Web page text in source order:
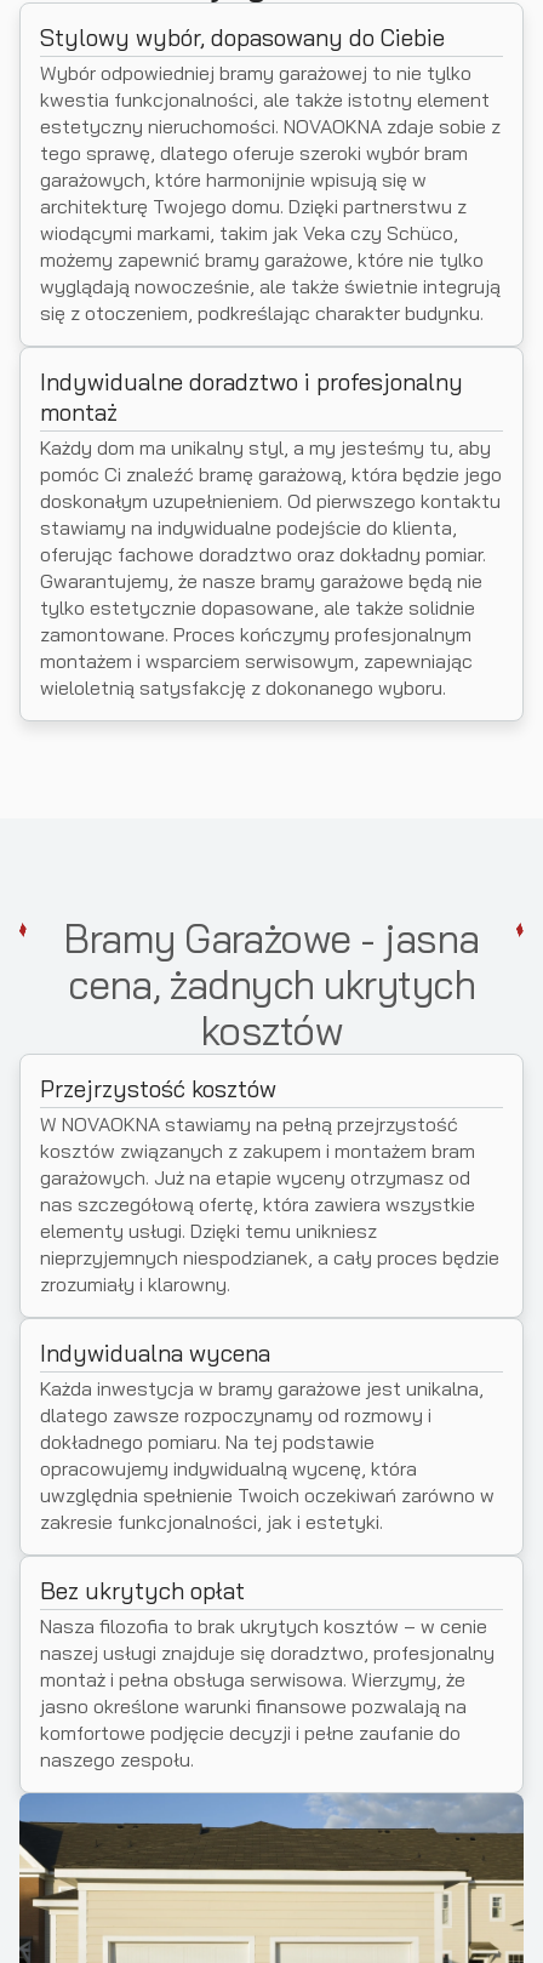
Stylowy wybór, dopasowany do Ciebie
Wybór odpowiedniej bramy garażowej to nie tylko
kwestia funkcjonalności, ale także istotny element
estetyczny nieruchomości. NOVAOKNA zdaje sobie z
tego sprawę, dlatego oferuje szeroki wybór bram
garażowych, które harmonijnie wpisują się w
architekturę Twojego domu. Dzięki partnerstwu z
wiodącymi markami, takim jak Veka czy Schüco,
możemy zapewnić bramy garażowe, które nie tylko
wyglądają nowocześnie, ale także świetnie integrują
się z otoczeniem, podkreślając charakter budynku.
Indywidualne doradztwo i profesjonalny
montaż
Każdy dom ma unikalny styl, a my jesteśmy tu, aby
pomóc Ci znaleźć bramę garażową, która będzie jego
doskonałym uzupełnieniem. Od pierwszego kontaktu
stawiamy na indywidualne podejście do klienta,
oferując fachowe doradztwo oraz dokładny pomiar.
Gwarantujemy, że nasze bramy garażowe będą nie
tylko estetycznie dopasowane, ale także solidnie
zamontowane. Proces kończymy profesjonalnym
montażem i wsparciem serwisowym, zapewniając
wieloletnią satysfakcję z dokonanego wyboru.
Bramy Garażowe - jasna
cena, żadnych ukrytych
kosztów
Przejrzystość kosztów
W NOVAOKNA stawiamy na pełną przejrzystość
kosztów związanych z zakupem i montażem bram
garażowych. Już na etapie wyceny otrzymasz od
nas szczegółową ofertę, która zawiera wszystkie
elementy usługi. Dzięki temu unikniesz
nieprzyjemnych niespodzianek, a cały proces będzie
zrozumiały i klarowny.
Indywidualna wycena
Każda inwestycja w bramy garażowe jest unikalna,
dlatego zawsze rozpoczynamy od rozmowy i
dokładnego pomiaru. Na tej podstawie
opracowujemy indywidualną wycenę, która
uwzględnia spełnienie Twoich oczekiwań zarówno w
zakresie funkcjonalności, jak i estetyki.
Bez ukrytych opłat
Nasza filozofia to brak ukrytych kosztów – w cenie
naszej usługi znajduje się doradztwo, profesjonalny
montaż i pełna obsługa serwisowa. Wierzymy, że
jasno określone warunki finansowe pozwalają na
komfortowe podjęcie decyzji i pełne zaufanie do
naszego zespołu.